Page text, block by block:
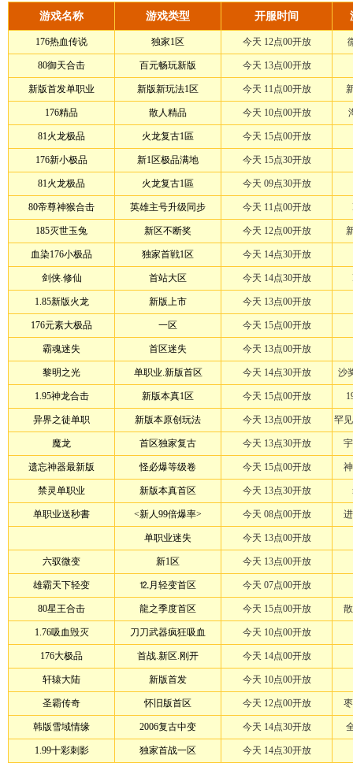
游戏名称 游戏类型 开服时间
176热血传说 独家1区 今天 12点00开放
80御天合击 百元畅玩新版 今天 13点00开放
新版首发单职业 新版新玩法1区 今天 11点00开放
176精品 散人精品 今天 10点00开放
81火龙极品 火龙复古1區 今天 15点00开放
176新小极品 新1区极品满地 今天 15点30开放
81火龙极品 火龙复古1區 今天 09点30开放
80帝尊神猴合击 英雄主号升级同步 今天 11点00开放
185灭世玉兔 新区不断奖 今天 12点00开放
血染176小极品 独家首戦1区 今天 14点30开放
剑侠.修仙 首站大区 今天 14点30开放
1.85新版火龙 新版上市 今天 13点00开放
176元素大极品 一区 今天 15点00开放
霸魂迷失 首区迷失 今天 13点00开放
黎明之光 单职业.新版首区 今天 14点30开放 沙
1.95神龙合击 新版本真1区 今天 15点00开放
异界之徒单职 新版本原创玩法 今天 13点00开放 罕
魔龙 首区独家复古 今天 13点30开放
遗忘神器最新版 怪必爆等级卷 今天 15点00开放
禁灵单职业 新版本真首区 今天 13点30开放
单职业送秒書 <新人99倍爆率> 今天 08点00开放
单职业迷失 今天 13点00开放
六驭微变 新1区 今天 13点00开放
雄霸天下轻变 ⒓月轻变首区 今天 07点00开放
80星王合击 龍之季度首区 今天 15点00开放
1.76吸血毁灭 刀刀武器疯狂吸血 今天 10点00开放
176大极品 首战.新区.刚开 今天 14点00开放
轩辕大陆 新版首发 今天 10点00开放
圣霸传奇 怀旧版首区 今天 12点00开放
韩版雪域情缘 2006复古中变 今天 14点30开放
1.99十彩刺影 独家首战一区 今天 14点30开放